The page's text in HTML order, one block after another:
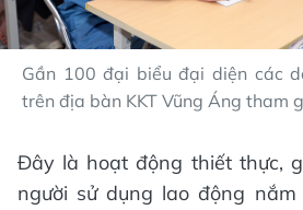
Gần 100 đại biểu đại diện các
trên địa bàn KKT Vũng Áng tham
Đây là hoạt động thiết thực,
người sử dụng lao động